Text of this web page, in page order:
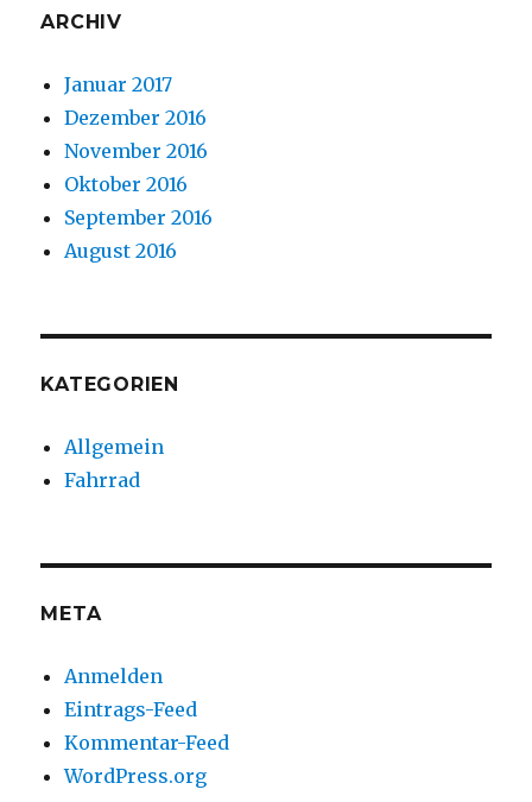
ARCHIV
Januar 2017
Dezember 2016
November 2016
Oktober 2016
September 2016
August 2016
KATEGORIEN
Allgemein
Fahrrad
META
Anmelden
Eintrags-Feed
Kommentar-Feed
WordPress.org